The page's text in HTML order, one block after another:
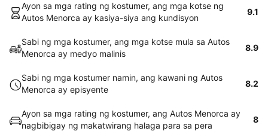
Ayon sa mga rating ng kostumer, ang mga kotse ng
Autos Menorca ay kasiya-siya ang kundisyon
9.1
Sabi ng mga kostumer, ang mga kotse mula sa Autos
Menorca ay medyo malinis
8.9
Sabi ng mga kostumer namin, ang kawani ng Autos
Menorca ay episyente
8.2
Ayon sa mga rating ng kostumer, ang Autos Menorca ay
nagbibigay ng makatwirang halaga para sa pera
8